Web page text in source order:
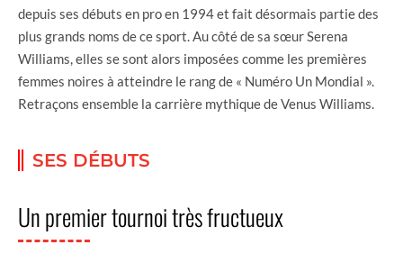
depuis ses débuts en pro en 1994 et fait désormais partie des
plus grands noms de ce sport. Au côté de sa sœur Serena
Williams, elles se sont alors imposées comme les premières
femmes noires à atteindre le rang de « Numéro Un Mondial ».
Retraçons ensemble la carrière mythique de Venus Williams.
SES DÉBUTS
Un premier tournoi très fructueux